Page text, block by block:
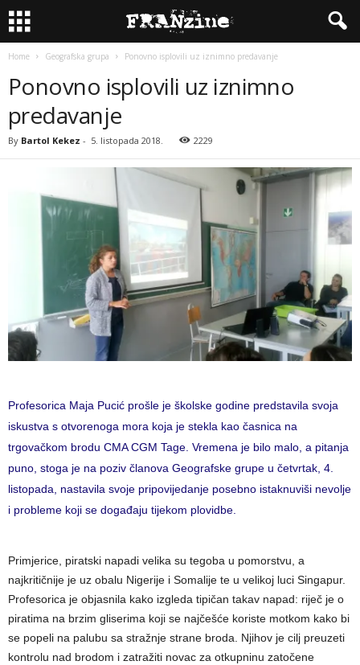
Home Geografska grupa Ponovno isplovili uz iznimno predavanje
Ponovno isplovili uz iznimno
predavanje
By Bartol Kekez - 5. listopada 2018. 2229
Profesorica Maja Pucić prošle je školske godine predstavila svoja
iskustva s otvorenoga mora koja je stekla kao časnica na
trgovačkom brodu CMA CGM Tage. Vremena je bilo malo, a pitanja
puno, stoga je na poziv članova Geografske grupe u četvrtak, 4.
listopada, nastavila svoje pripovijedanje posebno istaknuviši nevolje
i probleme koji se događaju tijekom plovidbe.
Primjerice, piratski napadi velika su tegoba u pomorstvu, a
najkritičnije je uz obalu Nigerije i Somalije te u velikoj luci Singapur.
Profesorica je objasnila kako izgleda tipičan takav napad: riječ je o
piratima na brzim gliserima koji se najčešće koriste motkom kako bi
se popeli na palubu sa stražnje strane broda. Njihov je cilj preuzeti
kontrolu nad brodom i zatražiti novac za otkupninu zatočene